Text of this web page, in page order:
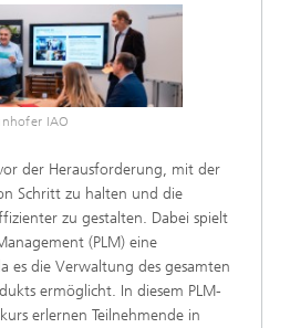
IAO
der Herausforderung, mit der
Schritt zu halten und die
zu gestalten. Dabei spielt
(PLM) eine
es die Verwaltung des gesamten
ermöglicht. In diesem PLM-
erlernen Teilnehmende in